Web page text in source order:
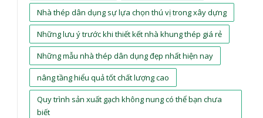
Nhà thép dân dụng sự lựa chọn thú vị trong xây dựng
Những lưu ý trước khi thiết kết nhà khung thép giá rẻ
Những mẫu nhà thép dân dụng đẹp nhất hiện nay
nâng tầng hiểu quả tốt chất lượng cao
Quy trình sản xuất gạch không nung có thể bạn chưa
biết